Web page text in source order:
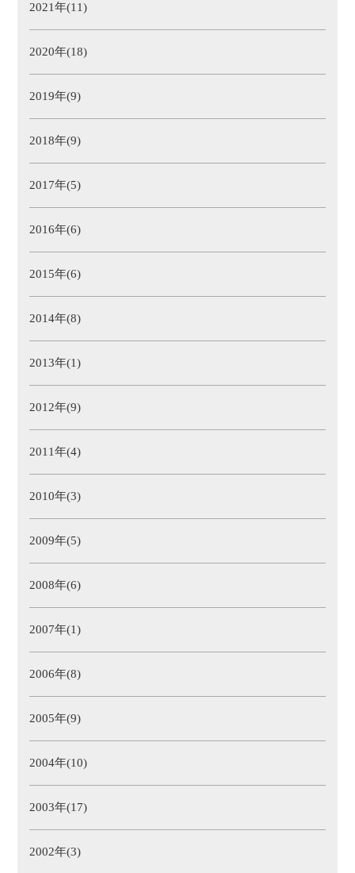
2021年(11)
2020年(18)
2019年(9)
2018年(9)
2017年(5)
2016年(6)
2015年(6)
2014年(8)
2013年(1)
2012年(9)
2011年(4)
2010年(3)
2009年(5)
2008年(6)
2007年(1)
2006年(8)
2005年(9)
2004年(10)
2003年(17)
2002年(3)